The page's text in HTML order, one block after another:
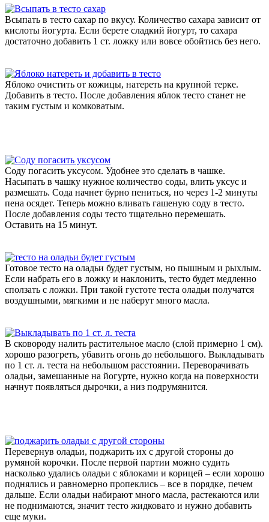
Всыпать в тесто сахар по вкусу. Количество сахара зависит от
кислоты йогурта. Если берете сладкий йогурт, то сахара
достаточно добавить 1 ст. ложку или вовсе обойтись без него.
Яблоко очистить от кожицы, натереть на крупной терке.
Добавить в тесто. После добавления яблок тесто станет не
таким густым и комковатым.
Соду погасить уксусом. Удобнее это сделать в чашке.
Насыпать в чашку нужное количество соды, влить уксус и
размешать. Сода начнет бурно пениться, но через 1-2 минуты
пена осядет. Теперь можно вливать гашеную соду в тесто.
После добавления соды тесто тщательно перемешать.
Оставить на 15 минут.
Готовое тесто на оладьи будет густым, но пышным и рыхлым.
Если набрать его в ложку и наклонить, тесто будет медленно
сползать с ложки. При такой густоте теста оладьи получатся
воздушными, мягкими и не наберут много масла.
В сковороду налить растительное масло (слой примерно 1 см).
хорошо разогреть, убавить огонь до небольшого. Выкладывать
по 1 ст. л. теста на небольшом расстоянии. Переворачивать
оладьи, замешанные на йогурте, нужно когда на поверхности
начнут появляться дырочки, а низ подрумянится.
Перевернув оладьи, поджарить их с другой стороны до
румяной корочки. После первой партии можно судить
насколько удались оладьи с яблоками и корицей – если хорошо
поднялись и равномерно пропеклись – все в порядке, печем
дальше. Если оладьи набирают много масла, растекаются или
не поднимаются, значит тесто жидковато и нужно добавить
еще муки.